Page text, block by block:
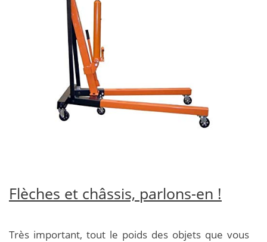
Flèches et châssis, parlons-en !
Très important, tout le poids des objets que vous